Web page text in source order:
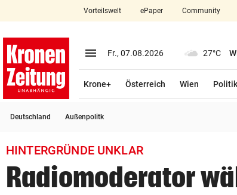
closeSchließen
account_circle Anmelden
arrow_right
bookmark
Vorteilswelt ePaper Community
menu Menü aufklappen
Fr., 07.08.2026 27°C
Krone+ Österreich Wien Politik
Deutschland Außenpolitk
HINTERGRÜNDE UNKLAR
Radiomoderator